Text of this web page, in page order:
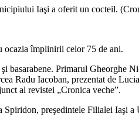
Iaşi a oferit un cocteil.
ocazia împlinirii celor 75 de ani.
basarabene. Primarul Gheorghe
Radu Iacoban, prezentat de
al revistei „Cronica veche”.
Spiridon, preşedintele Filialei Iaşi